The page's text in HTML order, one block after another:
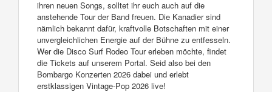
ihren neuen Songs, solltet ihr euch auch auf die
anstehende Tour der Band freuen. Die Kanadier sind
nämlich bekannt dafür, kraftvolle Botschaften mit einer
unvergleichlichen Energie auf der Bühne zu entfesseln.
Wer die Disco Surf Rodeo Tour erleben möchte, findet
die Tickets auf unserem Portal. Seid also bei den
Bombargo Konzerten 2026 dabei und erlebt
erstklassigen Vintage-Pop 2026 live!